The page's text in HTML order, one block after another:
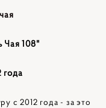
Чая 108"
года
с 2012 года - за это